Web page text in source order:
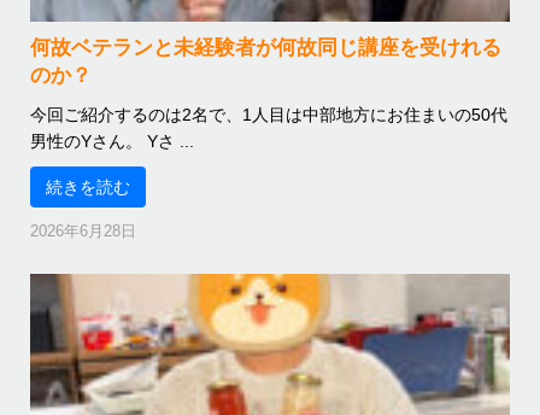
何故ベテランと未経験者が何故同じ講座を受けれる
のか？
今回ご紹介するのは2名で、1人目は中部地方にお住まいの50代
男性のYさん。 Yさ ...
続きを読む
2026年6月28日